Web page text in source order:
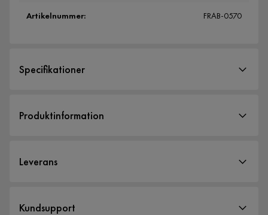
Artikelnummer: FRAB-0570
Specifikationer
Storlek
Produktinformation
Leverans
Leveranssätt
Kundsupport